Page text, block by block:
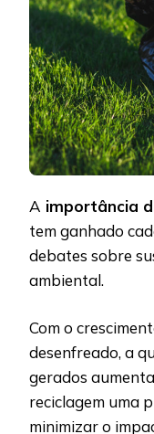
A importância
tem ganhado
debates sobre
ambiental.
Com o
desenfreado, a
gerados
reciclagem uma
minimizar o